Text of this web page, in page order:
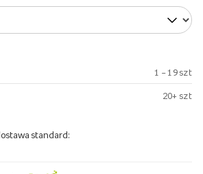
1 – 19 szt
20+ szt
standard: